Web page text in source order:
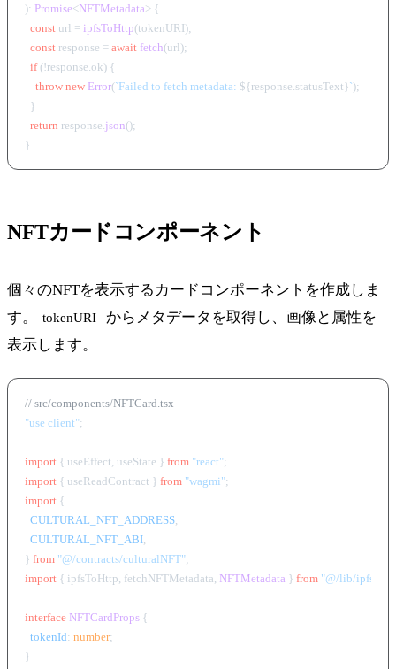
): Promise<NFTMetadata> {
const url = ipfsToHttp(tokenURI);
const response = await fetch(url);
if (!response. ok) {
throw new Error(`Failed to fetch metadata: ${response.statusText}`);
  }
return response. json();
NFTカードコンポーネント
個々のNFTを表示するカードコンポーネントを作成しま
す。
tokenURI
からメタデータを取得し、画像と属性を
表示します。
// src/components/NFTCard.tsx
"use client";
import { useEffect, useState } from "react"
import { useReadContract } from "wagmi"
import {
CULTURAL_NFT_ADDRESS,
CULTURAL_NFT_ABI,
} from "@/contracts/culturalNFT"
import { ipfsToHttp, fetchNFTMetadata, NFTMetadata } from "@/lib/ipfs"
interface NFTCardProps {
tokenId: number;
}